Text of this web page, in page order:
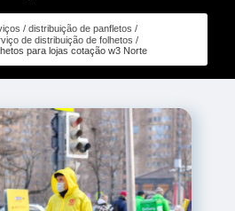
distribuição de panfletos
de distribuição de folhetos
para lojas cotação w3 Norte